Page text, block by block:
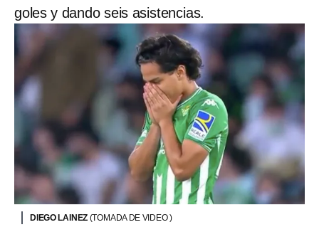
goles y dando seis asistencias.
DIEGO LAINEZ (TOMADA DE VIDEO )